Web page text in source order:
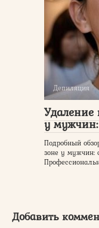
Депиляция
у
Подробный
зоне у мужчин:
Добавить